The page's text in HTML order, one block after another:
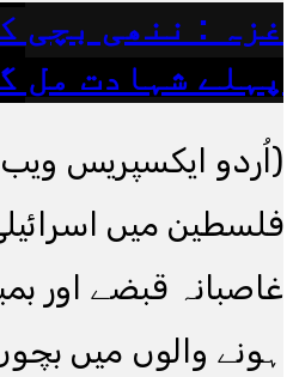
غزہ : ننھی بچی
پہلے شہادت مل
(اُردو ایکسپریس
فلسطین میں
غاصبانہ قبضے اور
ہونے والوں میں